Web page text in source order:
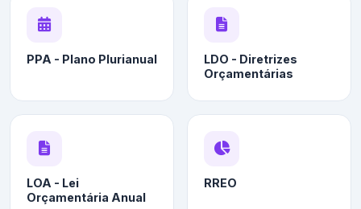
PPA - Plano Plurianual
LDO - Diretrizes
Orçamentárias
LOA - Lei
Orçamentária Anual
RREO